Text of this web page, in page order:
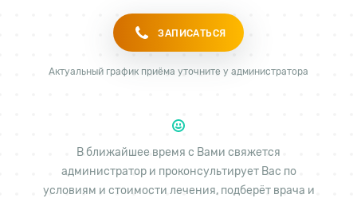
ЗАПИСАТЬСЯ
Актуальный график приёма уточните у администратора
В ближайшее время с Вами свяжется
администратор и проконсультирует Вас по
условиям и стоимости лечения, подберёт врача и